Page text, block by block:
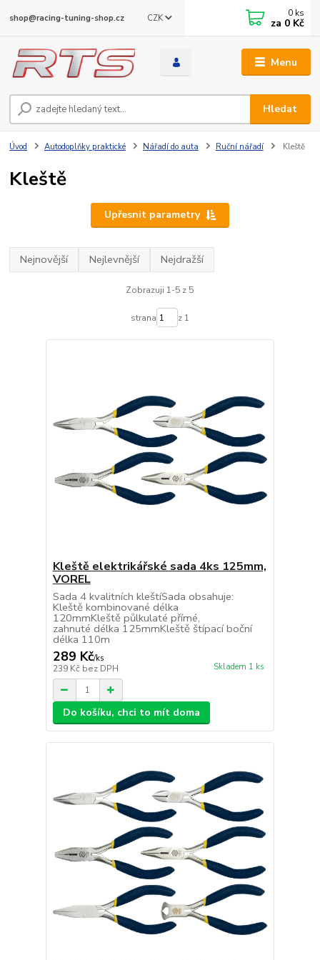
Menu
CZK
Hledat
shop@racing-tuning-shop.cz 0 ks
za 0 Kč
Úvod Autodoplňky praktické Nářadí do auta Ruční nářadí Kleště
Kleště
Upřesnit parametry
Nejnovější Nejlevnější Nejdražší
Zobrazuji 1-5 z 5
strana z 1
Kleště elektrikářské sada 4ks 125mm,
VOREL
Sada 4 kvalitních kleštíSada obsahuje:
Kleště kombinované délka
120mmKleště půlkulaté přímé,
zahnuté délka 125mmKleště štípací boční
délka 110m
289 Kč/ks
239 Kč bez DPH Skladem 1 ks
Do košíku, chci to mít doma